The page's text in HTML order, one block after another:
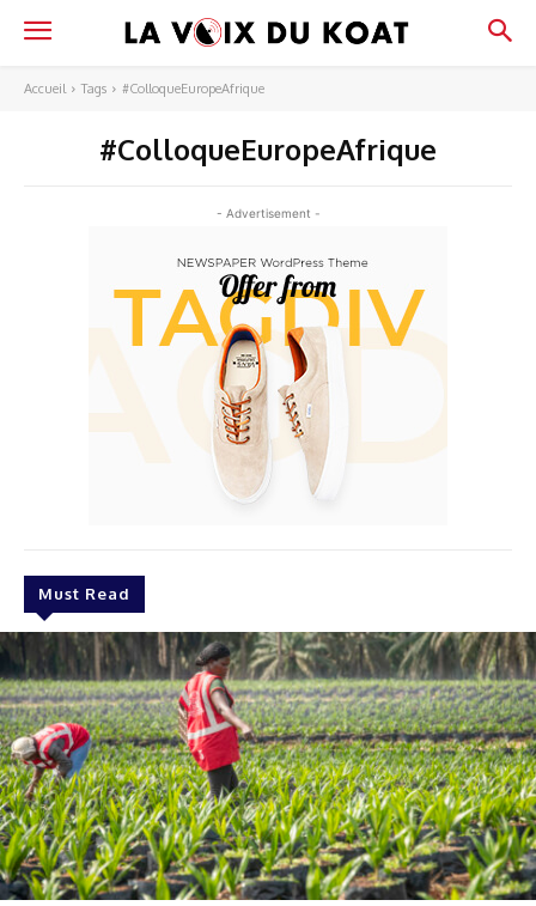
Accueil Tags #ColloqueEuropeAfrique
#ColloqueEuropeAfrique
- Advertisement -
Must Read